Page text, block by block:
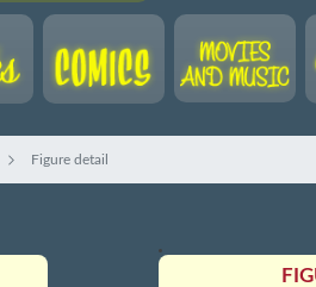
Figure detail